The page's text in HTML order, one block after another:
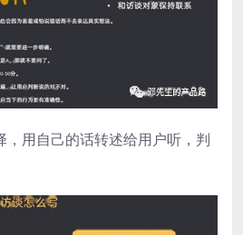
，用自己的话转述给用户听，判